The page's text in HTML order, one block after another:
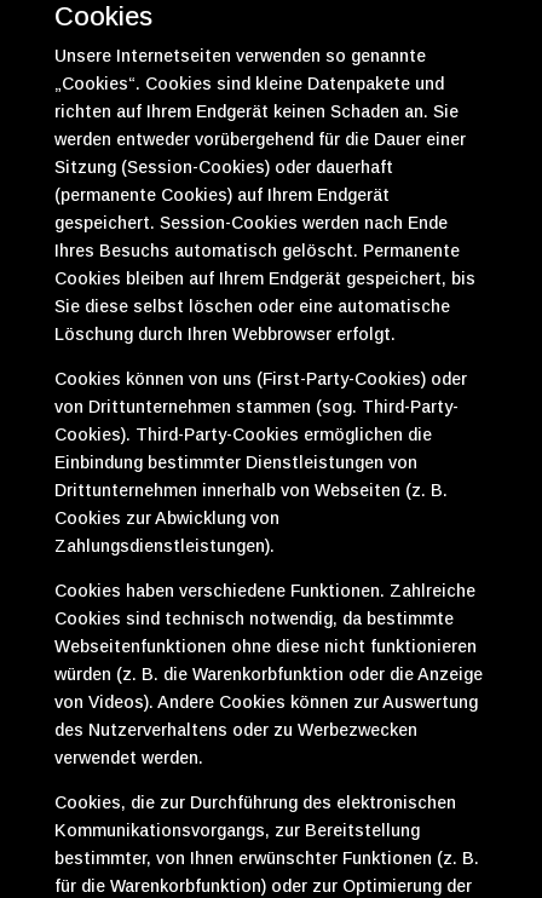
Cookies
Unsere Internetseiten verwenden so genannte
„Cookies“. Cookies sind kleine Datenpakete und
richten auf Ihrem Endgerät keinen Schaden an. Sie
werden entweder vorübergehend für die Dauer einer
Sitzung (Session-Cookies) oder dauerhaft
(permanente Cookies) auf Ihrem Endgerät
gespeichert. Session-Cookies werden nach Ende
Ihres Besuchs automatisch gelöscht. Permanente
Cookies bleiben auf Ihrem Endgerät gespeichert, bis
Sie diese selbst löschen oder eine automatische
Löschung durch Ihren Webbrowser erfolgt.
Cookies können von uns (First-Party-Cookies) oder
von Drittunternehmen stammen (sog. Third-Party-
Cookies). Third-Party-Cookies ermöglichen die
Einbindung bestimmter Dienstleistungen von
Drittunternehmen innerhalb von Webseiten (z. B.
Cookies zur Abwicklung von
Zahlungsdienstleistungen).
Cookies haben verschiedene Funktionen. Zahlreiche
Cookies sind technisch notwendig, da bestimmte
Webseitenfunktionen ohne diese nicht funktionieren
würden (z. B. die Warenkorbfunktion oder die Anzeige
von Videos). Andere Cookies können zur Auswertung
des Nutzerverhaltens oder zu Werbezwecken
verwendet werden.
Cookies, die zur Durchführung des elektronischen
Kommunikationsvorgangs, zur Bereitstellung
bestimmter, von Ihnen erwünschter Funktionen (z. B.
für die Warenkorbfunktion) oder zur Optimierung der